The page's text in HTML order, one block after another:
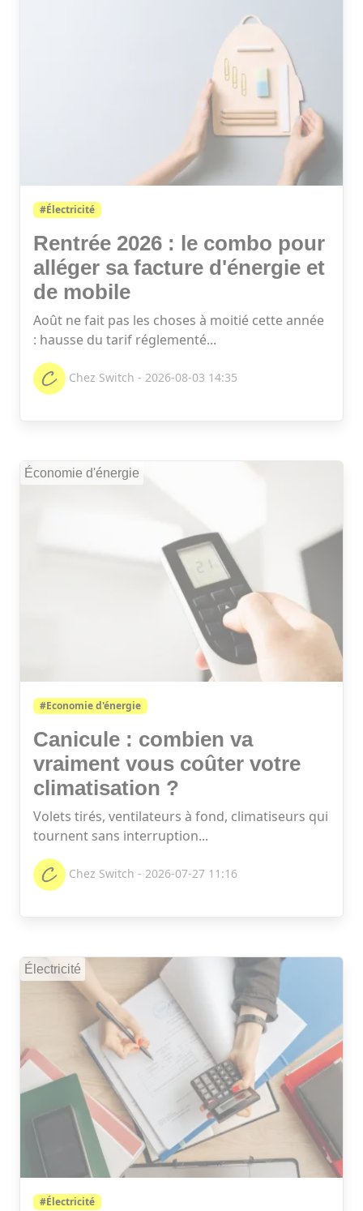
#Électricité
Rentrée 2026 : le combo pour
alléger sa facture d'énergie et
de mobile
Août ne fait pas les choses à moitié cette année
: hausse du tarif réglementé...
Chez Switch - 2026-08-03 14:35
Économie d'énergie
#Economie d'énergie
Canicule : combien va
vraiment vous coûter votre
climatisation ?
Volets tirés, ventilateurs à fond, climatiseurs qui
tournent sans interruption...
Chez Switch - 2026-07-27 11:16
Électricité
#Électricité